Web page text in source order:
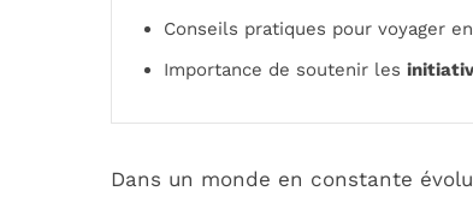
Conseils pratiques pour voyager
Importance de soutenir les
Dans un monde en constante